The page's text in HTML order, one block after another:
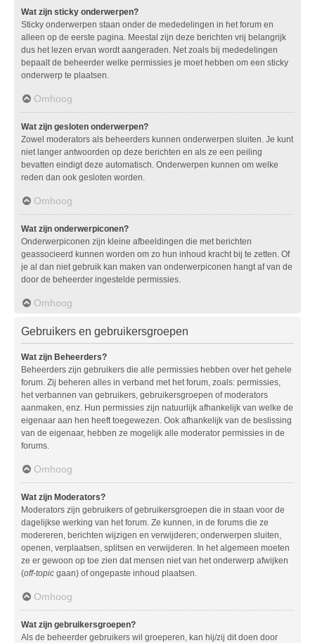
Wat zijn sticky onderwerpen?
Sticky onderwerpen staan onder de mededelingen in het forum en
alleen op de eerste pagina. Meestal zijn deze berichten vrij belangrijk
dus het lezen ervan wordt aangeraden. Net zoals bij mededelingen
bepaalt de beheerder welke permissies je moet hebben om een sticky
onderwerp te plaatsen.
Omhoog
Wat zijn gesloten onderwerpen?
Zowel moderators als beheerders kunnen onderwerpen sluiten. Je kunt
niet langer antwoorden op deze berichten en als ze een peiling
bevatten eindigt deze automatisch. Onderwerpen kunnen om welke
reden dan ook gesloten worden.
Omhoog
Wat zijn onderwerpiconen?
Onderwerpiconen zijn kleine afbeeldingen die met berichten
geassocieerd kunnen worden om zo hun inhoud kracht bij te zetten. Of
je al dan niet gebruik kan maken van onderwerpiconen hangt af van de
door de beheerder ingestelde permissies.
Omhoog
Gebruikers en gebruikersgroepen
Wat zijn Beheerders?
Beheerders zijn gebruikers die alle permissies hebben over het gehele
forum. Zij beheren alles in verband met het forum, zoals: permissies,
het verbannen van gebruikers, gebruikersgroepen of moderators
aanmaken, enz. Hun permissies zijn natuurlijk afhankelijk van welke de
eigenaar aan hen heeft toegewezen. Ook afhankelijk van de beslissing
van de eigenaar, hebben ze mogelijk alle moderator permissies in de
forums.
Omhoog
Wat zijn Moderators?
Moderators zijn gebruikers of gebruikersgroepen die in staan voor de
dagelijkse werking van het forum. Ze kunnen, in de forums die ze
modereren, berichten wijzigen en verwijderen; onderwerpen sluiten,
openen, verplaatsen, splitsen en verwijderen. In het algemeen moeten
ze er gewoon op toe zien dat mensen niet van het onderwerp afwijken
(off-topic gaan) of ongepaste inhoud plaatsen.
Omhoog
Wat zijn gebruikersgroepen?
Als de beheerder gebruikers wil groeperen, kan hij/zij dit doen door